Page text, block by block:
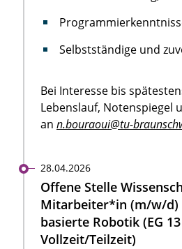
Selbstständige und
Bei Interesse bis
Lebenslauf, Notenspiegel
an n.bouraoui@tu-
28.04.2026
Offene Stelle
Mitarbeiter*in (m/w/d)
basierte Robotik (EG 13
Vollzeit/Teilzeit)